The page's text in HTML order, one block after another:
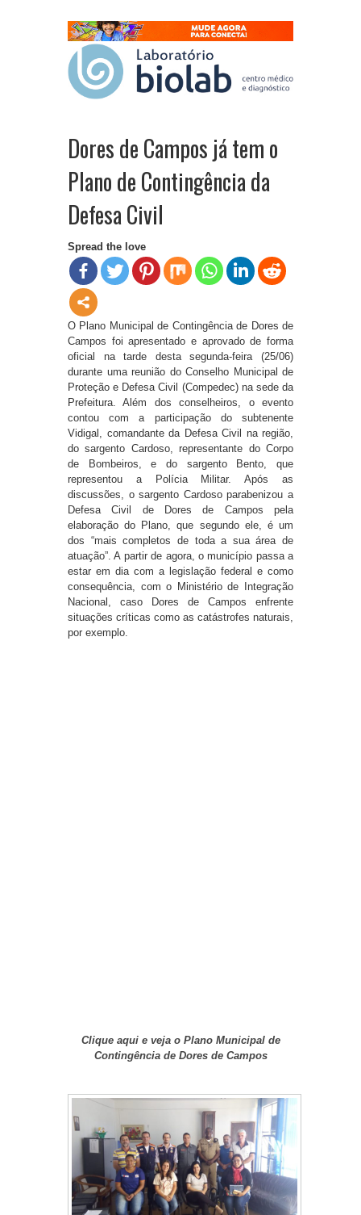
Dores de Campos já tem o
Plano de Contingência da
Defesa Civil
Spread the love
O Plano Municipal de Contingência de Dores de
Campos foi apresentado e aprovado de forma
oficial na tarde desta segunda-feira (25/06)
durante uma reunião do Conselho Municipal de
Proteção e Defesa Civil (Compedec) na sede da
Prefeitura. Além dos conselheiros, o evento
contou com a participação do subtenente
Vidigal, comandante da Defesa Civil na região,
do sargento Cardoso, representante do Corpo
de Bombeiros, e do sargento Bento, que
representou a Polícia Militar. Após as
discussões, o sargento Cardoso parabenizou a
Defesa Civil de Dores de Campos pela
elaboração do Plano, que segundo ele, é um
dos “mais completos de toda a sua área de
atuação”. A partir de agora, o município passa a
estar em dia com a legislação federal e como
consequência, com o Ministério de Integração
Nacional, caso Dores de Campos enfrente
situações críticas como as catástrofes naturais,
por exemplo.
Clique aqui e veja o Plano Municipal de
Contingência de Dores de Campos